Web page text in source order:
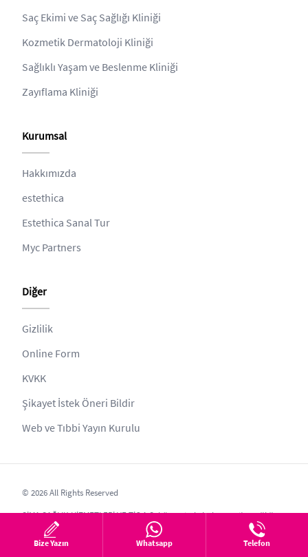
Saç Ekimi ve Saç Sağlığı Kliniği
Kozmetik Dermatoloji Kliniği
Sağlıklı Yaşam ve Beslenme Kliniği
Zayıflama Kliniği
Kurumsal
Hakkımızda
estethica
Estethica Sanal Tur
Myc Partners
Diğer
Gizlilik
Online Form
KVKK
Şikayet İstek Öneri Bildir
Web ve Tıbbi Yayın Kurulu
© 2026 All Rights Reserved
SİMA SAĞLIK HİZMETLERİ VE TİC.A.Ş. bünyesinde bulunan site, sağlığı
koruyucu ve geliştirici nitelikte bilgilendirme amaçlıdır. Sitede yer alan
sağlık bilgileri, alanında uzman sağlık mensupları tarafından temin
Bize Yazın Whatsapp Telefon